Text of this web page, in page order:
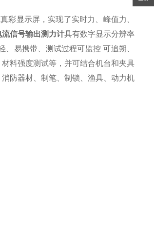
真彩显示屏，实现了实时力、峰值力、
信号输出测力计具有数字显示分辨率
、易携带、测试过程可监控 可追朔、
料强度测试等，并可结合机台和夹具
防器材、制笔、制锁、渔具、动力机